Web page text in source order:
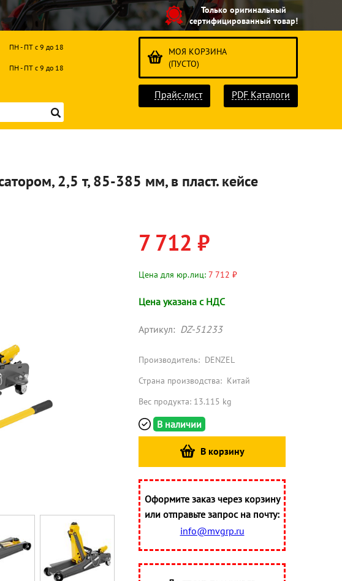
Только оригинальный
сертифицированный товар!
ПН - ПТ с 9 до 18
ПН - ПТ с 9 до 18
МОЯ КОРЗИНА
(ПУСТО)
Прайс-лист PDF Каталоги
2,5 т, 85-385 мм, в пласт. кейсе
7 712 ₽
Цена для юр.лиц: 7 712 ₽
Цена указана с НДС
Артикул: DZ-51233
Производитель: DENZEL
Страна производства: Китай
Вес продукта: 13.115 kg
В наличии
В корзину
Оформите заказ через корзину
или отправьте запрос на почту:
info@mvgrp.ru